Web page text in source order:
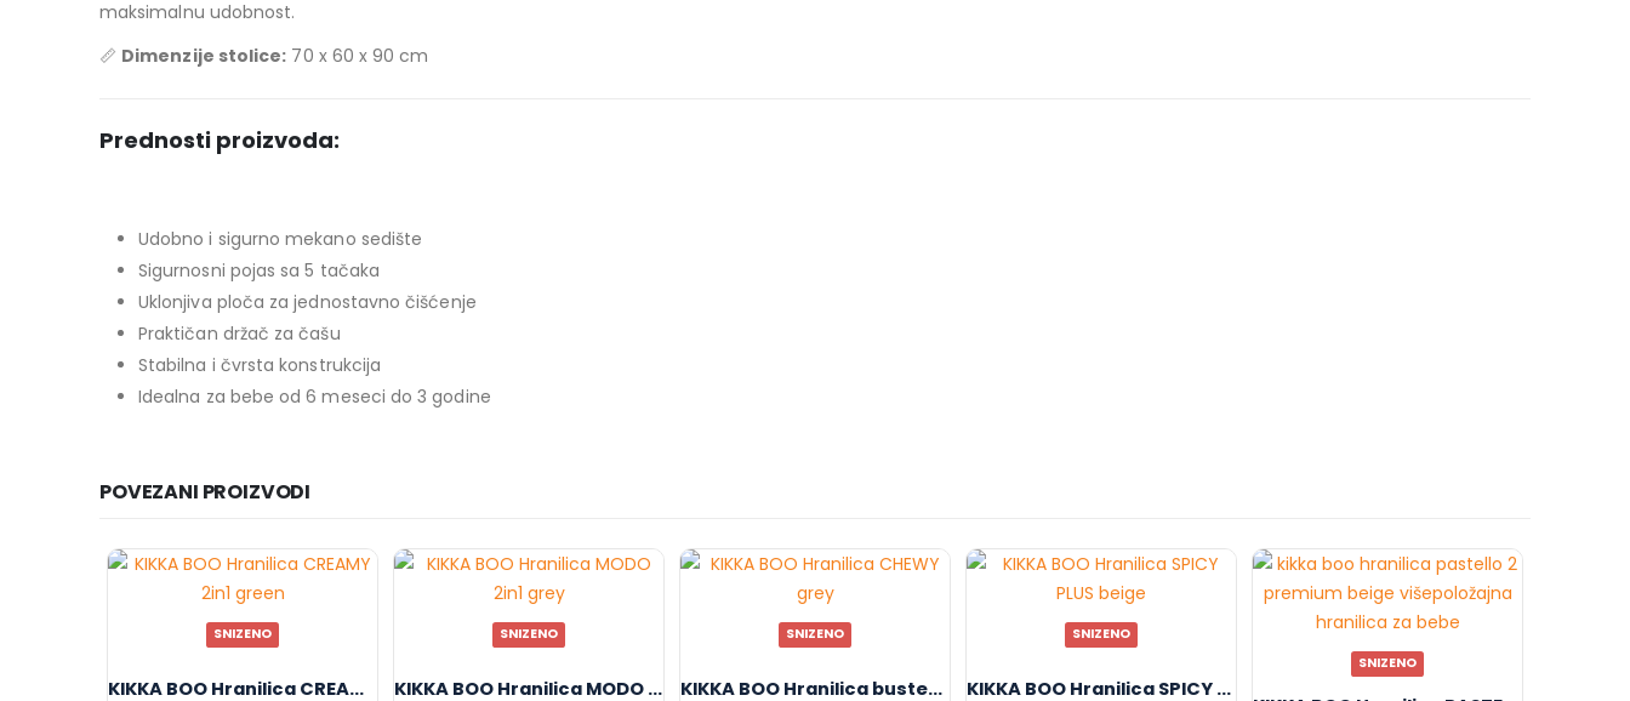
maksimalnu udobnost.
📏 Dimenzije stolice: 70 x 60 x 90 cm
Prednosti proizvoda:
Udobno i sigurno mekano sedište
Sigurnosni pojas sa 5 tačaka
Uklonjiva ploča za jednostavno čišćenje
Praktičan držač za čašu
Stabilna i čvrsta konstrukcija
Idealna za bebe od 6 meseci do 3 godine
POVEZANI PROIZVODI
SNIZENO
KIKKA BOO Hranilica CREAMY 2in1 green
SNIZENO
KIKKA BOO Hranilica MODO 2in1 grey
SNIZENO
KIKKA BOO Hranilica buster CHEWY grey
SNIZENO
KIKKA BOO Hranilica SPICY PLUS beige
SNIZENO